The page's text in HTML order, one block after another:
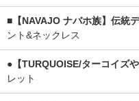
■【NAVAJO ナバホ族】伝統
ント&ネックレス
●【TURQUOISE/ターコイズや
レット